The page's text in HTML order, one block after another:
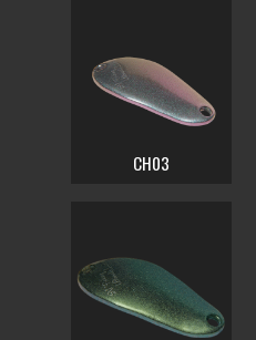
CH03